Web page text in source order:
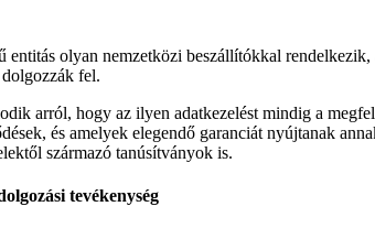
entitás olyan nemzetközi beszállítókkal
fel.
arról, hogy az ilyen adatkezelést mindig a
és amelyek elegendő garanciát nyújtanak
származó tanúsítványok is.
tevékenység